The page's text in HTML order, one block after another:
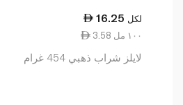
16.25 لكل
3.58 ١٠٠ مل
لايلز شراب ذهبي 454 غرام